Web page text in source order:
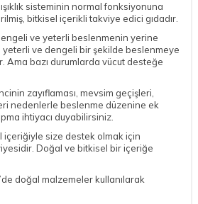
sisteminin normal fonksiyonuna
bitkisel içerikli takviye edici gıdadır.
ve yeterli beslenmenin yerine
ve dengeli bir şekilde beslenmeye
Ama bazı durumlarda vücut desteğe
zayıflaması, mevsim geçişleri,
nedenlerle beslenme düzenine ek
ihtiyacı duyabilirsiniz.
içeriğiyle size destek olmak için
Doğal ve bitkisel bir içeriğe
doğal malzemeler kullanılarak